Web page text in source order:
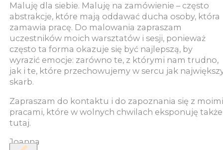
Maluję dla siebie. Maluję na zamówienie – często
abstrakcje, które mają oddawać ducha osoby, która
zamawia pracę. Do malowania zapraszam
uczestników moich warsztatów i sesji, ponieważ
często ta forma okazuje się być najlepszą, by
wyrazić emocje: zarówno te, z którymi nam trudno,
jak i te, które przechowujemy w sercu jak
skarb.
Zapraszam do kontaktu i do zapoznania się z moimi
pracami, które w wolnych chwilach eksponuję także
tutaj.
Joanna